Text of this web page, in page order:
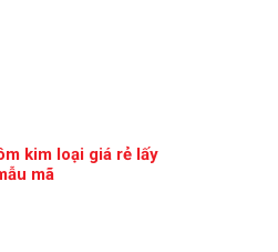
kim loại giá rẻ lấy
mã